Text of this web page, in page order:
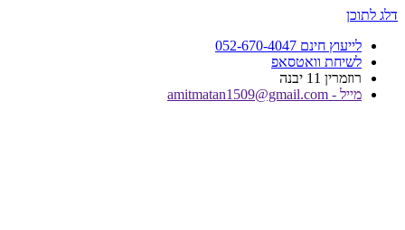
דלג לתוכן
לייעוץ חינם 052-670-4047
לשיחת וואטסאפ
רוזמרין 11 יבנה
מייל - amitmatan1509@gmail.com